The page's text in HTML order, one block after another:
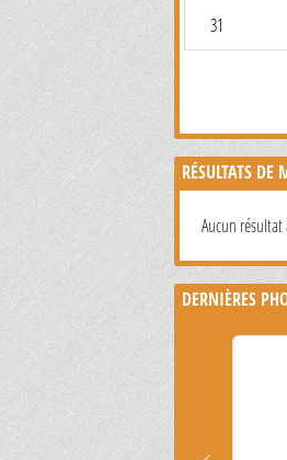
31
RÉSULTATS DE
Aucun
DERNIÈRES